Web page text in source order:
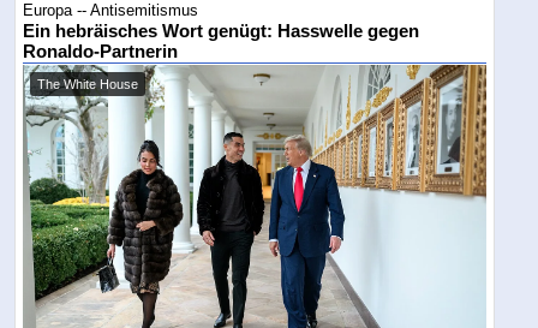
Europa -- Antisemitismus
Ein hebräisches Wort genügt: Hasswelle gegen
Ronaldo-Partnerin
The White House